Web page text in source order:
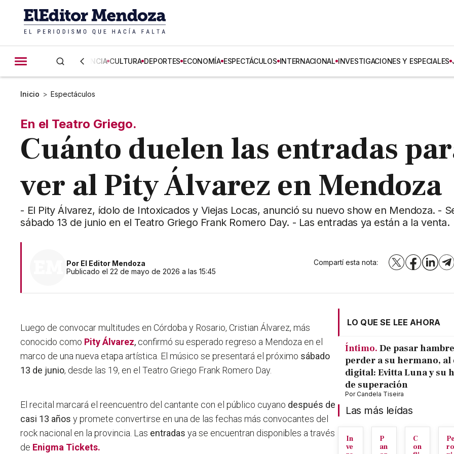
CIENCIA CULTURA DEPORTES ECONOMÍA ESPECTÁCULOS INTERNACIONAL INVESTIGACIONES Y ESPECIALES
Inicio > Espectáculos
En el Teatro Griego.
Cuánto duelen las entradas
ver al Pity Álvarez en Mendoza
- El Pity Álvarez, ídolo de Intoxicados y Viejas Locas, anunció su nuevo show en Mendoza. -
sábado 13 de junio en el Teatro Griego Frank Romero Day. - Las entradas ya están a la venta.
Por El Editor Mendoza
Publicado el 22 de mayo de 2026 a las 15:45
Compartí esta nota: X Facebook
Luego de convocar multitudes en Córdoba y Rosario, Cristian Álvarez, más
conocido como Pity Álvarez, confirmó su esperado regreso a Mendoza en el
marco de una nueva etapa artística. El músico se presentará el próximo sábado
13 de junio, desde las 19, en el Teatro Griego Frank Romero Day.
El recital marcará el reencuentro del cantante con el público cuyano después de
casi 13 años y promete convertirse en una de las fechas más convocantes del
rock nacional en la provincia. Las entradasya se encuentran disponibles a través
de Enigma Tickets.
LO QUE SE LEE AHORA
Íntimo. De pasar
perder a su hermano, al
digital: Evitta Luna y su
de superación
PorCandela Tiseira
Las más leídas
In
ve
P
an
C
on
Pe
ro